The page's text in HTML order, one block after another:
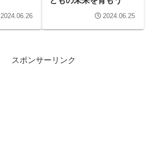
2024.06.26 2024.06.25
スポンサーリンク